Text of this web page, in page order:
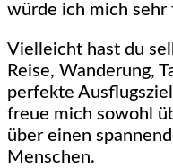
würde ich mich sehr
Vielleicht hast du
Reise, Wanderung,
perfekte
freue mich sowohl
über einen
Menschen.